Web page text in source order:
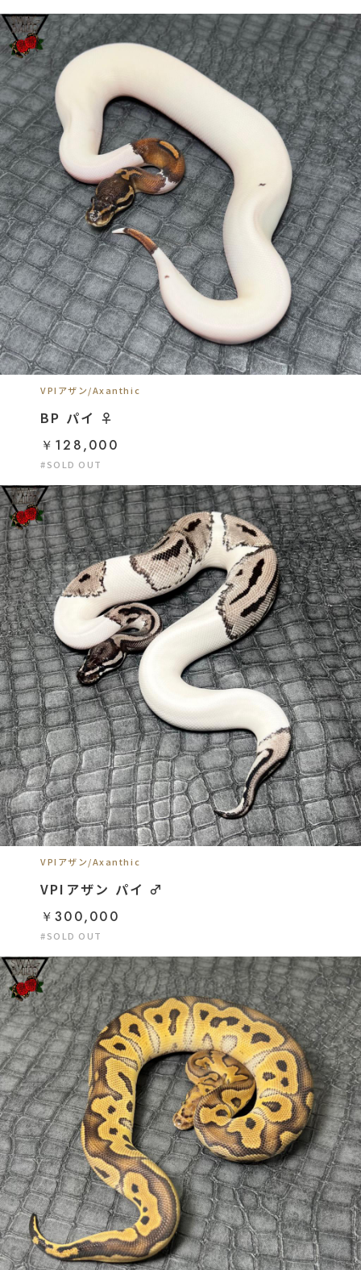
VPIアザン/Axanthic
BP パイ ♀
￥128,000
#SOLD OUT
VPIアザン/Axanthic
VPIアザン パイ ♂
￥300,000
#SOLD OUT